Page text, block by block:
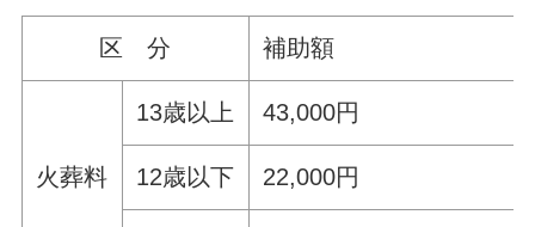
区 分 補助額
火葬料
13歳以上 43,000円
12歳以下 22,000円